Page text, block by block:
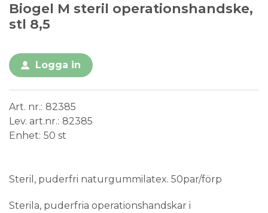
Biogel M steril operationshandske,
stl 8,5
Logga in
Art. nr. 82385
Lev. art.nr. 82385
Enhet 50 st
Steril, puderfri naturgummilatex. 50par/förp
Sterila, puderfria operationshandskar i